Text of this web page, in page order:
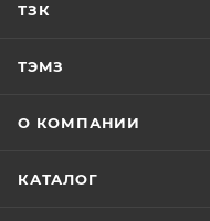
ТЗК
ТЭМЗ
О КОМПАНИИ
КАТАЛОГ